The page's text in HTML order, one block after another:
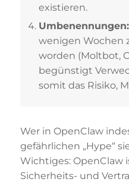
existieren.
Umbenennungen:
wenigen Wochen
worden (Moltbot,
begünstigt
somit das Risiko,
Wer in OpenClaw
gefährlichen „Hype“
Wichtiges: OpenClaw
Sicherheits- und